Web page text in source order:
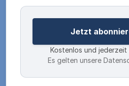
Jetzt
Kostenlos und jederzeit
Es gelten unsere